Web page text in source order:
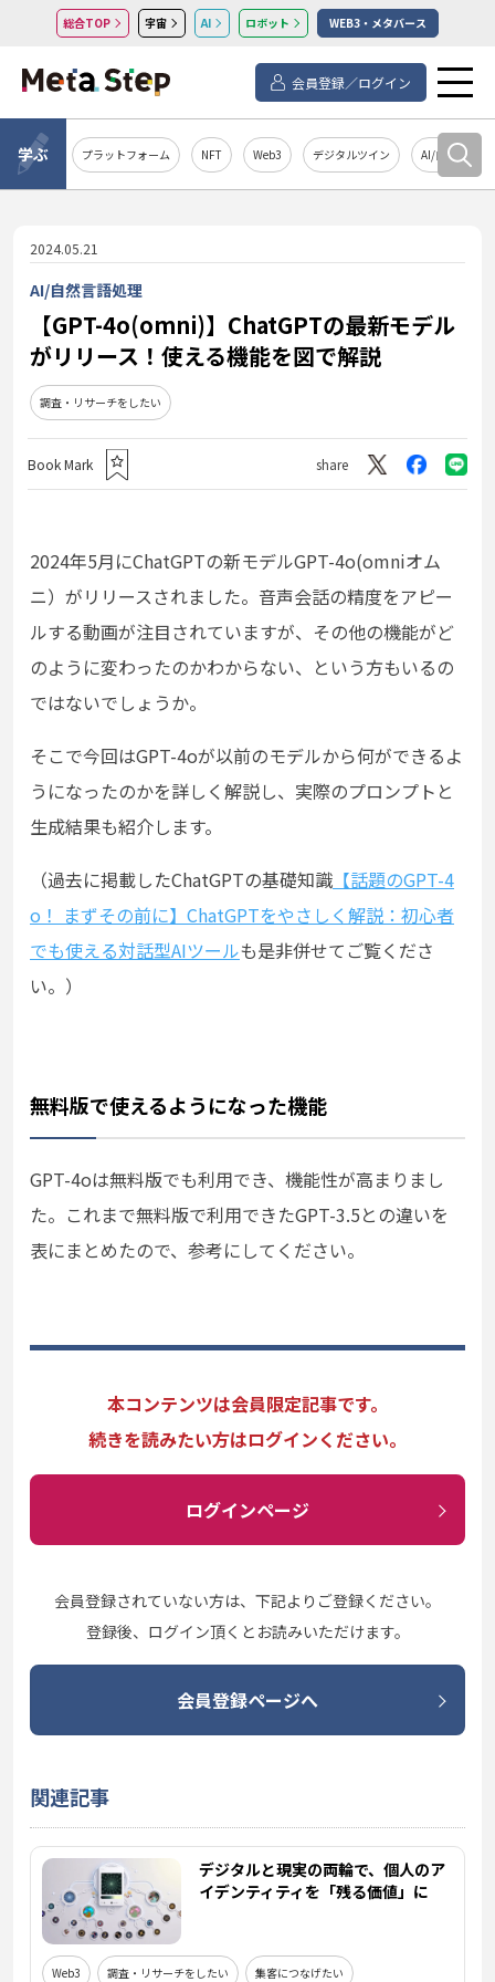
総合TOP 宇宙 AI ロボット WEB3・メタバース
会員登録／ログイン
学ぶ プラットフォーム NFT Web3 デジタルツイン AI/自然言語処
2024.05.21
AI/自然言語処理
【GPT-4o(omni)】ChatGPTの最新モデル
がリリース！使える機能を図で解説
調査・リサーチをしたい
Book Mark share
2024年5月にChatGPTの新モデルGPT-4o(omniオム
ニ）がリリースされました。音声会話の精度をアピー
ルする動画が注目されていますが、その他の機能がど
のように変わったのかわからない、という方もいるの
ではないでしょうか。
そこで今回はGPT-4oが以前のモデルから何ができるよ
うになったのかを詳しく解説し、実際のプロンプトと
生成結果も紹介します。
（過去に掲載したChatGPTの基礎知識 【話題のGPT-4
o！ まずその前に】ChatGPTをやさしく解説：初心者
でも使える対話型AIツールも是非併せてご覧くださ
い。）
無料版で使えるようになった機能
GPT-4oは無料版でも利用でき、機能性が高まりまし
た。これまで無料版で利用できたGPT-3.5との違いを
表にまとめたので、参考にしてください。
本コンテンツは会員限定記事です。
続きを読みたい方はログインください。
ログインページ
会員登録されていない方は、下記よりご登録ください。
登録後、ログイン頂くとお読みいただけます。
会員登録ページへ
関連記事
デジタルと現実の両輪で、個人のア
イデンティティを「残る価値」に
Web3 調査・リサーチをしたい 集客につなげたい